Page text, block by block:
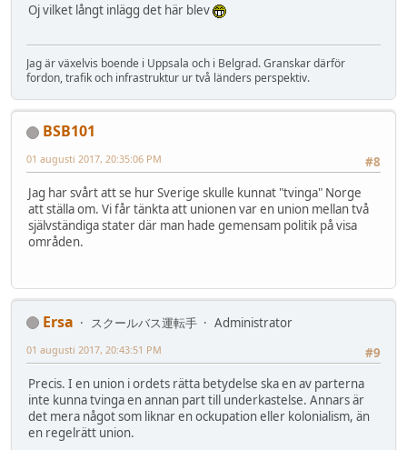
Oj vilket långt inlägg det här blev
Jag är växelvis boende i Uppsala och i Belgrad. Granskar därför
fordon, trafik och infrastruktur ur två länders perspektiv.
BSB101
#8
01 augusti 2017, 20:35:06 PM
Jag har svårt att se hur Sverige skulle kunnat "tvinga" Norge
att ställa om. Vi får tänkta att unionen var en union mellan två
självständiga stater där man hade gemensam politik på visa
områden.
Ersa スクールバス運転手
Administrator
#9
01 augusti 2017, 20:43:51 PM
Precis. I en union i ordets rätta betydelse ska en av parterna
inte kunna tvinga en annan part till underkastelse. Annars är
det mera något som liknar en ockupation eller kolonialism, än
en regelrätt union.